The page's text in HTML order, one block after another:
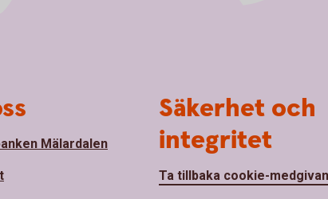
Mälardalen
Säkerhet och
integritet
Ta tillbaka cookie-